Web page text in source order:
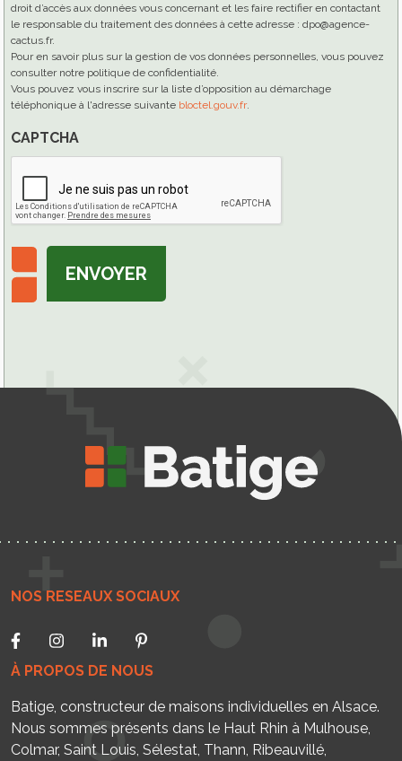
droit d’accès aux données vous concernant et les faire rectifier en contactant
le responsable du traitement des données à cette adresse : dpo@agence-
cactus.fr.
Pour en savoir plus sur la gestion de vos données personnelles, vous pouvez
consulter notre politique de confidentialité.
Vous pouvez vous inscrire sur la liste d’opposition au démarchage
téléphonique à l'adresse suivante bloctel.gouv.fr.
CAPTCHA
ENVOYER
À PROPOS DE NOUS
Batige, constructeur de maisons individuelles en Alsace.
Nous sommes présents dans le Haut Rhin à Mulhouse,
Colmar, Saint Louis, Sélestat, Thann, Ribeauvillé,
NOS RESEAUX SOCIAUX